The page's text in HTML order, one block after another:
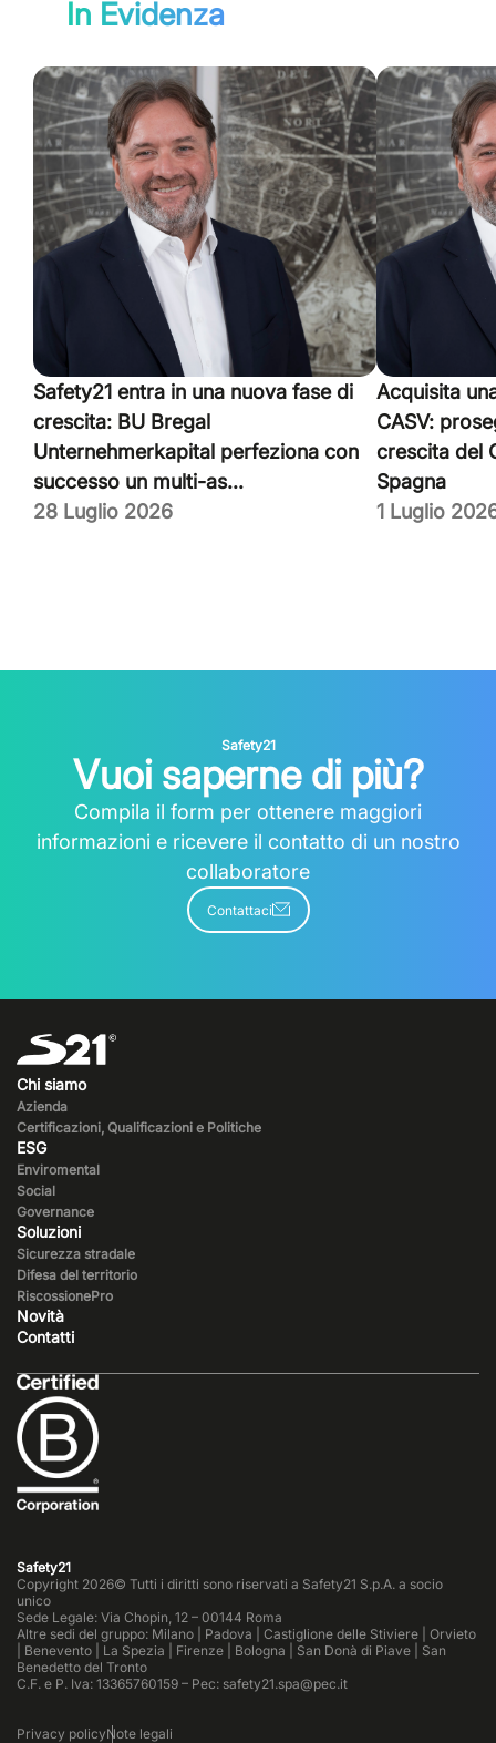
In Evidenza
Safety21 entra in una nuova fase di
crescita: BU Bregal
Unternehmerkapital perfeziona con
successo un multi-as...
28 Luglio 2026
Acquisita
CASV:
crescita del
Spagna
1 Luglio
Safety21
Vuoi saperne di più?
Compila il form per ottenere maggiori
informazioni e ricevere il contatto di un nostro
collaboratore
Contattaci
Chi siamo
Azienda
Certificazioni, Qualificazioni e Politiche
ESG
Enviromental
Social
Governance
Soluzioni
Sicurezza stradale
Difesa del territorio
RiscossionePro
Novità
Contatti
Safety21
Copyright 2026© Tutti i diritti sono riservati a Safety21 S.p.A. a socio
unico
Sede Legale: Via Chopin, 12 – 00144 Roma
Altre sedi del gruppo: Milano | Padova | Castiglione delle Stiviere | Orvieto
| Benevento | La Spezia | Firenze | Bologna | San Donà di Piave | San
Benedetto del Tronto
C.F. e P. Iva: 13365760159 – Pec: safety21.spa@pec.it
Privacy policyNote legali